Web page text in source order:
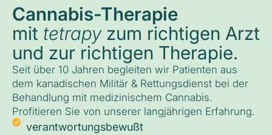
Cannabis-Therapie
mit tetrapyzum richtigen Arzt
und zur richtigen Therapie.
Seit über 10 Jahren begleiten wir Patienten aus
dem kanadischen Militär & Rettungsdienst bei der
Behandlung mit medizinischem Cannabis.
Profitieren Sie von unserer langjährigen Erfahrung.
verantwortungsbewußt